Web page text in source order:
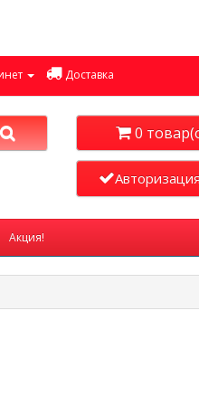
Доставка
0
Акция!